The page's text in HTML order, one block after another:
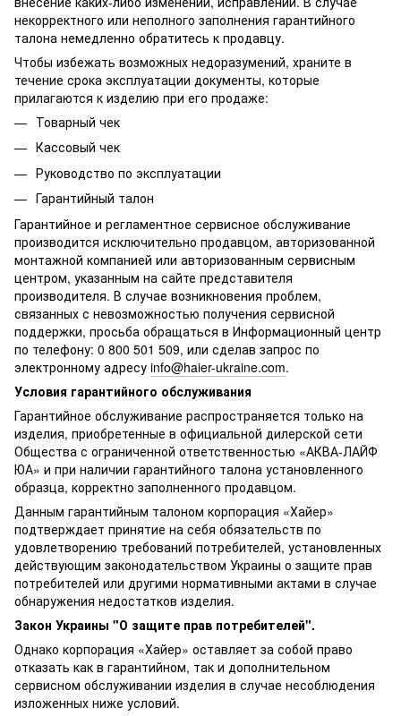
некорректного или неполного заполнения гарантийного
талона немедленно обратитесь к продавцу.
Чтобы избежать возможных недоразумений, храните в
течение срока эксплуатации документы, которые
прилагаются к изделию при его продаже:
Товарный чек
Кассовый чек
Руководство по эксплуатации
Гарантийный талон
Гарантийное и регламентное сервисное обслуживание
производится исключительно продавцом, авторизованной
монтажной компанией или авторизованным сервисным
центром, указанным на сайте представителя
производителя. В случае возникновения проблем,
связанных с невозможностью получения сервисной
поддержки, просьба обращаться в Информационный центр
по телефону: 0 800 501 509, или сделав запрос по
электронному адресу info@haier-ukraine.com.
Условия гарантийного обслуживания
Гарантийное обслуживание распространяется только на
изделия, приобретенные в официальной дилерской сети
Общества с ограниченной ответственностью «АКВА-ЛАЙФ
ЮА» и при наличии гарантийного талона установленного
образца, корректно заполненного продавцом.
Данным гарантийным талоном корпорация «Хайер»
подтверждает принятие на себя обязательств по
удовлетворению требований потребителей, установленных
действующим законодательством Украины о защите прав
потребителей или другими нормативными актами в случае
обнаружения недостатков изделия.
Закон Украины "О защите прав потребителей".
Однако корпорация «Хайер» оставляет за собой право
отказать как в гарантийном, так и дополнительном
сервисном обслуживании изделия в случае несоблюдения
изложенных ниже условий.